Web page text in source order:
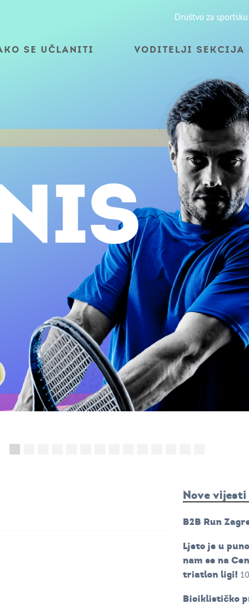
Društvo za
SE UČLANITI VODITELJI SEKCIJA
Nove vijesti
B2B Run
Ljeto je u
nam se na
triatlon ligi!
Biciklističko